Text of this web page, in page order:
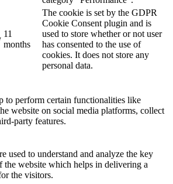
11
months
The cookie is set by the GDPR
Cookie Consent plugin and is
used to store whether or not user
has consented to the use of
cookies. It does not store any
personal data.
to perform certain functionalities like
website on social media platforms, collect
party features.
used to understand and analyze the key
the website which helps in delivering a
the visitors.